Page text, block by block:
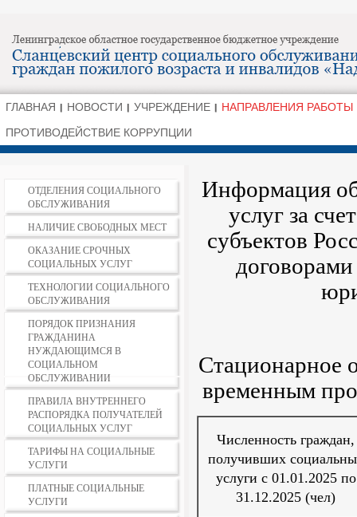
ГЛАВНАЯ НОВОСТИ УЧРЕЖДЕНИЕ
НАПРАВЛЕНИЯ РАБОТЫ
ПРОТИВОДЕЙСТВИЕ КОРРУПЦИИ
ОТДЕЛЕНИЯ СОЦИАЛЬНОГО
ОБСЛУЖИВАНИЯ
НАЛИЧИЕ СВОБОДНЫХ МЕСТ
ОКАЗАНИЕ СРОЧНЫХ
СОЦИАЛЬНЫХ УСЛУГ
ТЕХНОЛОГИИ СОЦИАЛЬНОГО
ОБСЛУЖИВАНИЯ
ПОРЯДОК ПРИЗНАНИЯ
ГРАЖДАНИНА
НУЖДАЮЩИМСЯ В
СОЦИАЛЬНОМ
ОБСЛУЖИВАНИИ
ПРАВИЛА ВНУТРЕННЕГО
РАСПОРЯДКА ПОЛУЧАТЕЛЕЙ
СОЦИАЛЬНЫХ УСЛУГ
ТАРИФЫ НА СОЦИАЛЬНЫЕ
УСЛУГИ
ПЛАТНЫЕ СОЦИАЛЬНЫЕ
УСЛУГИ
Информация
услуг за
субъектов
Стационарное
временным
Численность граждан,
получивших
услуги с 01.01.2025 по
31.12.2025 (чел)